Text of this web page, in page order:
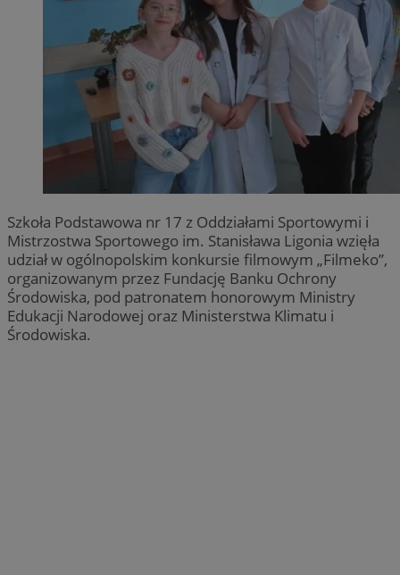
Szkoła Podstawowa nr 17 z Oddziałami Sportowymi i
Mistrzostwa Sportowego im. Stanisława Ligonia wzięła
udział w ogólnopolskim konkursie filmowym „Filmeko”,
organizowanym przez Fundację Banku Ochrony
Środowiska, pod patronatem honorowym Ministry
Edukacji Narodowej oraz Ministerstwa Klimatu i
Środowiska.